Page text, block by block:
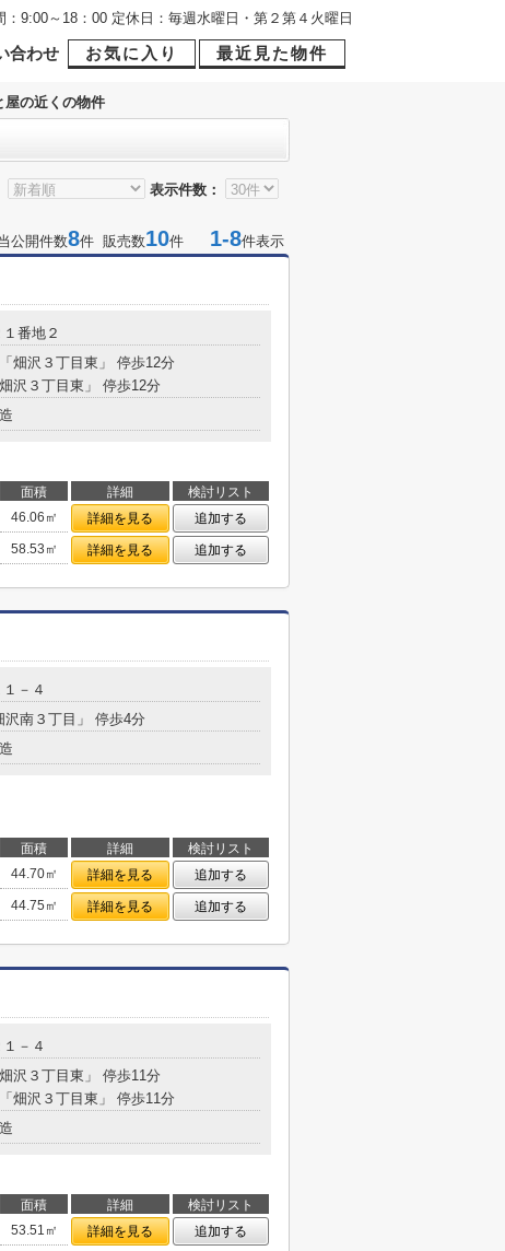
：9:00～18：00 定休日：毎週水曜日・第２第４火曜日
合わせ お気に入り 最近見た物件
屋の近くの物件
表示件数：
公開件数8件 販売数10件 1-8件表示
番地２
畑沢３丁目東」 停歩12分
沢３丁目東」 停歩12分
面積 詳細
検討リスト
46.06㎡ 詳細を見る
追加する
58.53㎡ 詳細を見る 追加する
－４
沢南３丁目」 停歩4分
面積 詳細
検討リスト
44.70㎡ 詳細を見る
追加する
44.75㎡ 詳細を見る 追加する
－４
沢３丁目東」 停歩11分
畑沢３丁目東」 停歩11分
面積 詳細
検討リスト
53.51㎡ 詳細を見る 追加する